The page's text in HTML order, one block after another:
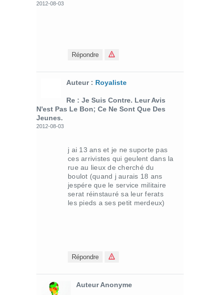
2012-08-03
Répondre
Auteur : Royaliste
Re : Je Suis Contre. Leur Avis
N'est Pas Le Bon; Ce Ne Sont Que Des
Jeunes.
2012-08-03
j ai 13 ans et je ne suporte pas
ces arrivistes qui geulent dans la
rue au lieux de cherché du
boulot (quand j aurais 18 ans
jespére que le service militaire
serat réinstauré sa leur ferats
les pieds a ses petit merdeux)
Répondre
Auteur Anonyme